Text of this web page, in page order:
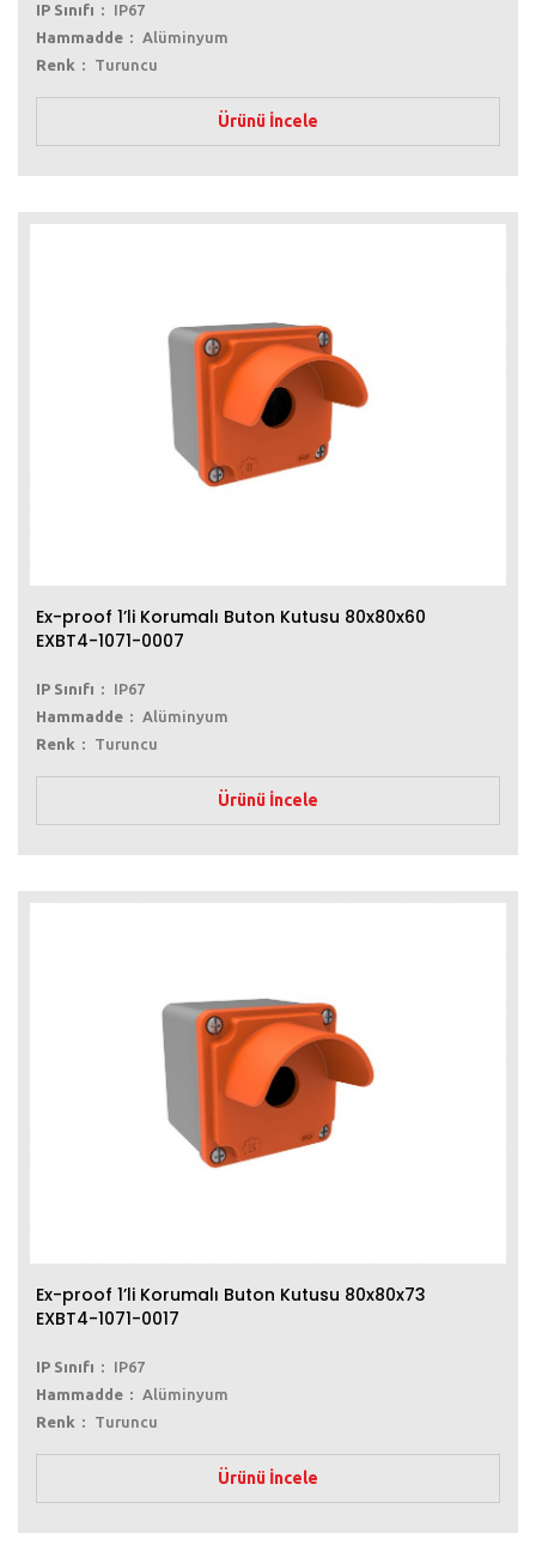
IP Sınıfı
IP67
Hammadde
Alüminyum
Renk
Turuncu
Ürünü İncele
Ex-proof 1’li Korumalı Buton Kutusu 80x80x60
EXBT4-1071-0007
IP Sınıfı
IP67
Hammadde
Alüminyum
Renk
Turuncu
Ürünü İncele
Ex-proof 1’li Korumalı Buton Kutusu 80x80x73
EXBT4-1071-0017
IP Sınıfı
IP67
Hammadde
Alüminyum
Renk
Turuncu
Ürünü İncele